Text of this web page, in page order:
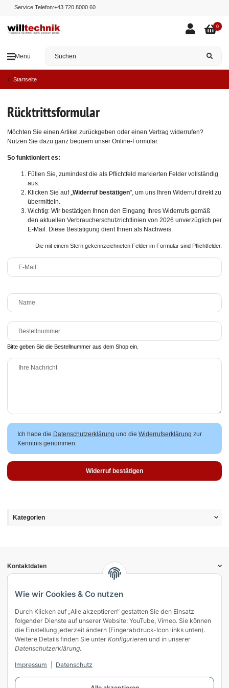
Wie wir Cookies & Co nutzen
Durch Klicken auf „Alle akzeptieren“ gestatten Sie den Einsatz
folgender Dienste auf unserer Website: YouTube, Vimeo. Sie können
die Einstellung jederzeit ändern (Fingerabdruck-Icon links unten).
Weitere Details finden Sie unter Konfigurieren und in unserer
Datenschutzerklärung.
Impressum Datenschutz
Service Telefon:+43 720 8000 60
Menü
0
Startseite
Rücktrittsformular
Möchten Sie einen Artikel zurückgeben oder einen Vertrag widerrufen?
Nutzen Sie dazu ganz bequem unser Online-Formular.
So funktioniert es:
Füllen Sie, zumindest die als Pflichtfeld markierten Felder vollständig
aus.
Klicken Sie auf „Widerruf bestätigen", um uns Ihren Widerruf direkt zu
übermitteln.
Wichtig: Wir bestätigen Ihnen den Eingang Ihres Widerrufs gemäß
den aktuellen Verbraucherschutzrichtlinien von 2026 unverzüglich per
E-Mail. Diese Bestätigung dient Ihnen als Nachweis.
Die mit einem Stern gekennzeichneten Felder im Formular sind Pflichtfelder.
E-Mail
Name
Bitte geben Sie die Bestellnummer aus dem Shop ein.
Bestellnummer
Ihre Nachricht
Ich habe die Datenschutzerklärung und die Widerrufserklärung zur
Kenntnis genommen.
Widerruf bestätigen
Kategorien
Kontaktdaten
Informationen
Gesetzliche Informationen
Vertrag widerrufen
Zahlung & Versand
Mein Kundenkonto
Streitschlichtung
Unsere Herstellermarken